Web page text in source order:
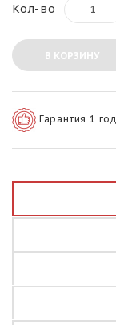
Кол-во
В КОРЗИНУ
Гарантия 1 год